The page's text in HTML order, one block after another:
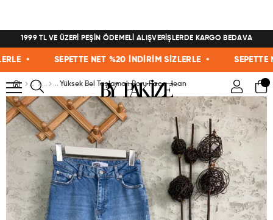
1999 TL VE ÜZERİ PEŞİN ÖDEMELİ ALIŞVERİŞLERDE KARGO BEDAVA
• SEPETTE NET %20 İNDİRİM SİZLERLE • SEPETTE
Yüksek Bel Taşlamalı Boru Paça Jean